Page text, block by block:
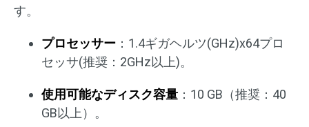
す。
プロセッサー ：1.4ギガヘルツ(GHz)x64プロ
セッサ(推奨：2GHz以上)。
使用可能なディスク容量 ：10 GB（推奨：40
GB以上）。